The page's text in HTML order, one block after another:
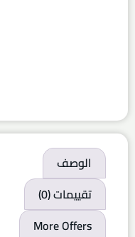
الوصف
تقييمات (0)
More Offers